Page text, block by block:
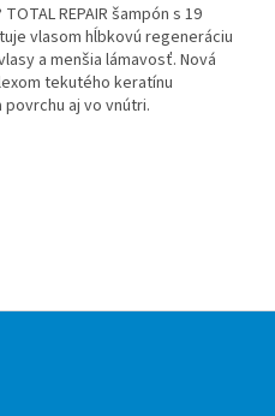
REPAIR šampón s 19
vlasom hĺbkovú regeneráciu
a menšia lámavosť. Nová
tekutého keratínu
aj vo vnútri.